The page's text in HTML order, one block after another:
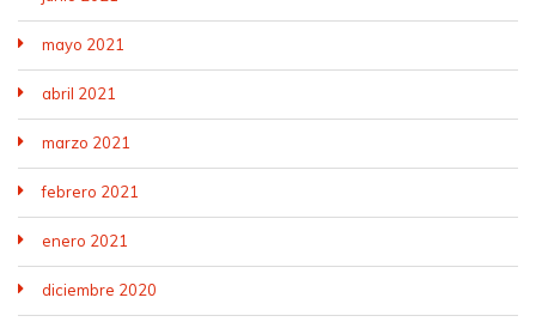
mayo 2021
abril 2021
marzo 2021
febrero 2021
enero 2021
diciembre 2020